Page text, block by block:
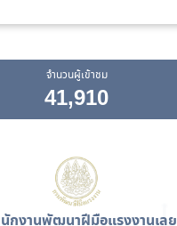
จำนวนผู้เข้าชม
41,910
กงานพัฒนาฝีมือแรงงานเลย